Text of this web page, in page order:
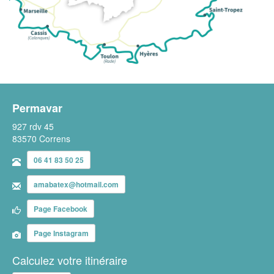
Permavar
927 rdv 45
83570 Correns
06 41 83 50 25
amabatex@hotmail.com
Page Facebook
Page Instagram
Calculez votre itinéraire